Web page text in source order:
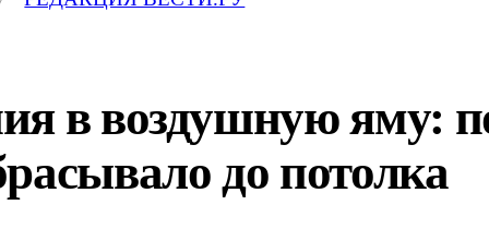
в воздушную яму:
до потолка